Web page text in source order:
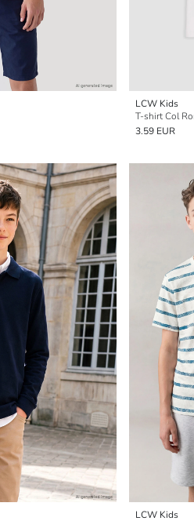
LCW Kids
T-shirt Col
3.59 EUR
LCW Kids